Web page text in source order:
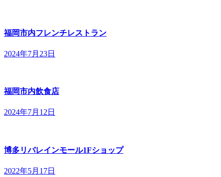
福岡市内フレンチレストラン
2024年7月23日
福岡市内飲食店
2024年7月12日
博多リバレインモール1Fショップ
2022年5月17日